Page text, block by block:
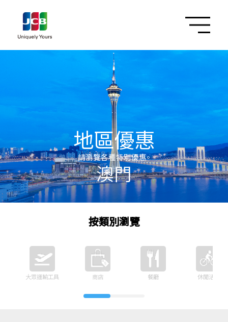
地區優惠
請瀏覽各種特別優惠。
澳門
按類別瀏覽
大眾運輸工具 商店 餐廳 休閒活動